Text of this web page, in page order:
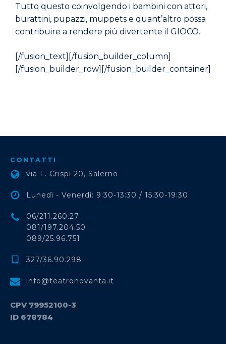
Tutto questo coinvolgendo i bambini con attori,
burattini, pupazzi, muppets e quant’altro possa
contribuire a rendere più divertente il GIOCO.
[/fusion_text][/fusion_builder_column]
[/fusion_builder_row][/fusion_builder_container]
CONTATTI
via F. Crispi 20, Salerno
Lunedì - Venerdì: 9:30-13:30 / 15:30-19:30
06/211.260.27
081/197.204.50
089/25.96.751
327/36.90.298
info@teatronovanta.it
CPV 79952100-3
ID 678784